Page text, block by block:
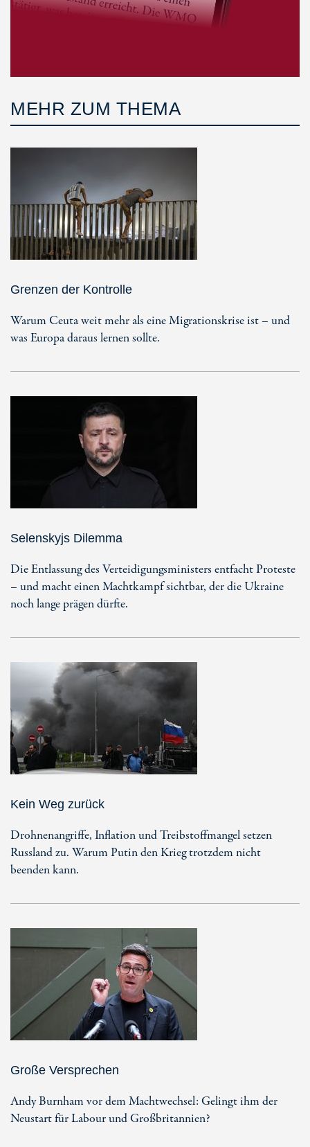
MEHR ZUM THEMA
Grenzen der Kontrolle
Warum Ceuta weit mehr als eine Migrationskrise ist – und
was Europa daraus lernen sollte.
Selenskyjs Dilemma
Die Entlassung des Verteidigungsministers entfacht Proteste
– und macht einen Machtkampf sichtbar, der die Ukraine
noch lange prägen dürfte.
Kein Weg zurück
Drohnenangriffe, Inflation und Treibstoffmangel setzen
Russland zu. Warum Putin den Krieg trotzdem nicht
beenden kann.
Große Versprechen
Andy Burnham vor dem Machtwechsel: Gelingt ihm der
Neustart für Labour und Großbritannien?